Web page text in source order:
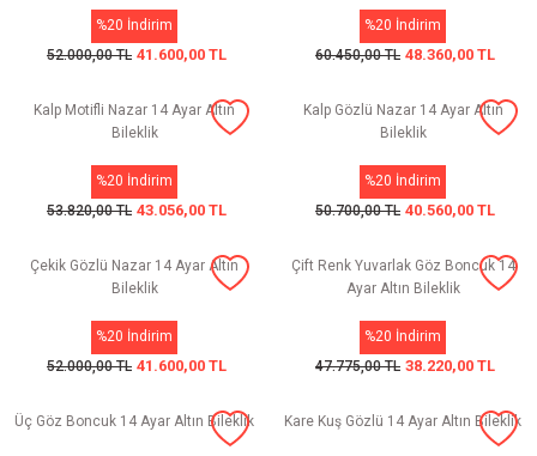
%20 İndirim
52.000,00 TL 41.600,00 TL
%20 İndirim
60.450,00 TL 48.360,00 TL
Kalp Motifli Nazar 14 Ayar Altın
Bileklik
%20 İndirim
53.820,00 TL 43.056,00 TL
Kalp Gözlü Nazar 14 Ayar Altın
Bileklik
%20 İndirim
50.700,00 TL 40.560,00 TL
Çekik Gözlü Nazar 14 Ayar Altın
Bileklik
%20 İndirim
52.000,00 TL 41.600,00 TL
Çift Renk Yuvarlak Göz Boncuk 14
Ayar Altın Bileklik
%20 İndirim
47.775,00 TL 38.220,00 TL
Üç Göz Boncuk 14 Ayar Altın Bileklik Kare Kuş Gözlü 14 Ayar Altın Bileklik